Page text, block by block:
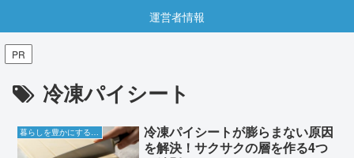
運営者情報
PR
冷凍パイシート
冷凍パイシートが膨らまない原因
を解決！サクサクの層を作る4つ